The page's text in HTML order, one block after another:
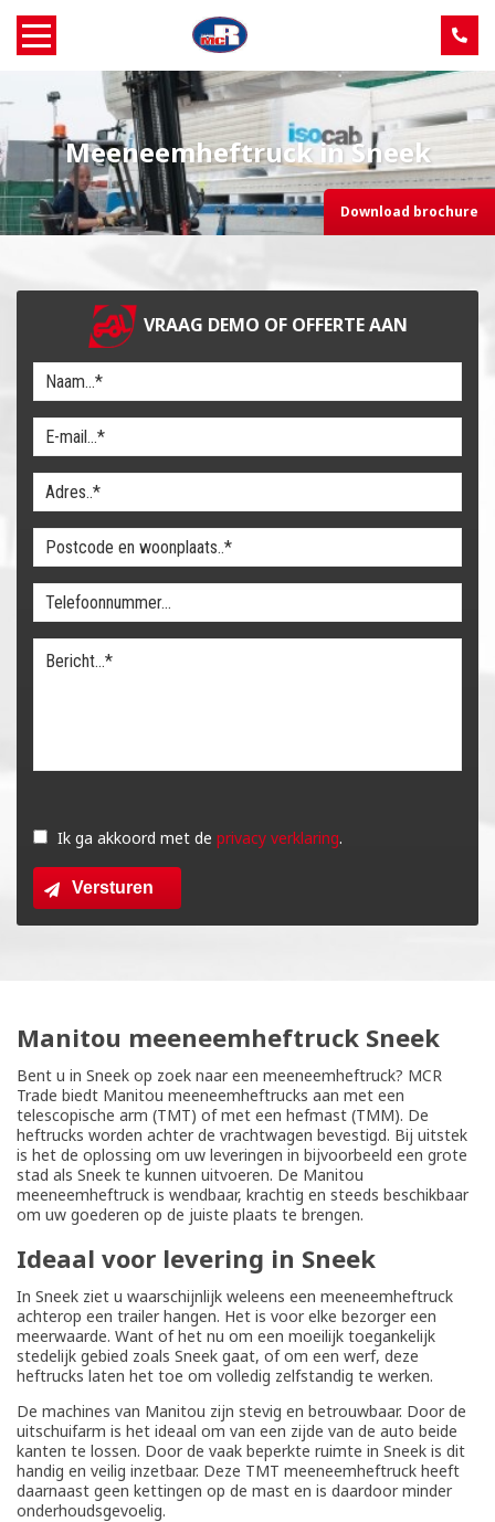
Home
Over MCR
Verkoop
Service
Machine aanbod
Nieuws
Contact
Meeneemheftruck in Sneek
Download brochure
VRAAG DEMO OF OFFERTE AAN
dit
veld
leeg
Ik ga akkoord met de privacy verklaring.
Versturen
Manitou meeneemheftruck Sneek
Bent u in Sneek op zoek naar een meeneemheftruck? MCR
Trade biedt Manitou meeneemheftrucks aan met een
telescopische arm (TMT) of met een hefmast (TMM). De
heftrucks worden achter de vrachtwagen bevestigd. Bij uitstek
is het de oplossing om uw leveringen in bijvoorbeeld een grote
stad als Sneek te kunnen uitvoeren. De Manitou
meeneemheftruck is wendbaar, krachtig en steeds beschikbaar
om uw goederen op de juiste plaats te brengen.
Ideaal voor levering in Sneek
In Sneek ziet u waarschijnlijk weleens een meeneemheftruck
achterop een trailer hangen. Het is voor elke bezorger een
meerwaarde. Want of het nu om een moeilijk toegankelijk
stedelijk gebied zoals Sneek gaat, of om een werf, deze
heftrucks laten het toe om volledig zelfstandig te werken.
De machines van Manitou zijn stevig en betrouwbaar. Door de
uitschuifarm is het ideaal om van een zijde van de auto beide
kanten te lossen. Door de vaak beperkte ruimte in Sneek is dit
handig en veilig inzetbaar. Deze TMT meeneemheftruck heeft
daarnaast geen kettingen op de mast en is daardoor minder
onderhoudsgevoelig.